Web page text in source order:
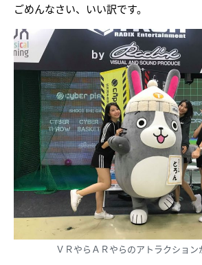
ごめんなさい、いい訳です。
ＶＲやらＡＲやらのアトラクション